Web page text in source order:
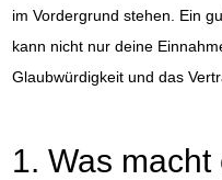
im Vordergrund stehen. Ein
kann nicht nur deine
Glaubwürdigkeit und das
1. Was